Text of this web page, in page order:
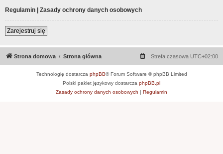
Regulamin | Zasady ochrony danych osobowych
Zarejestruj się
Strona domowa Strona główna Strefa czasowa UTC+02:00
Technologię dostarcza phpBB® Forum Software © phpBB Limited
Polski pakiet językowy dostarcza phpBB.pl
Zasady ochrony danych osobowych | Regulamin